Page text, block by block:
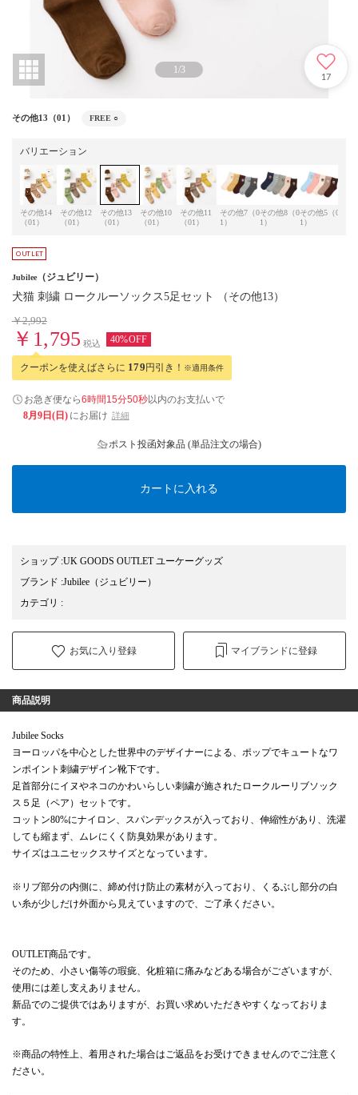
1/3
17
その他13（01） FREE ○
バリエーション
その他14
（01）
その他12
（01）
その他13
（01）
その他10
（01）
その他11
（01）
その他7（0
1）
その他8（0
1）
その他5（0
1）
Jubilee （ジュビリー）
犬猫 刺繍 ロークルーソックス5足セット （その他13）
￥2,992
￥1,795 税込 40%OFF
クーポンを使えばさらに 179円引き！ ※適用条件
お急ぎ便なら6時間15分49秒以内のお支払いで
8月9日(日) にお届け 詳細
ポスト投函対象品 (単品注文の場合)
カートに入れる
ショップ:UK GOODS OUTLET ユーケーグッズ
ブランド :Jubilee （ジュビリー）
カテゴリ :
お気に入り登録 マイブランドに登録
商品説明
Jubilee Socks
ヨーロッパを中心とした世界中のデザイナーによる、ポップでキュートなワ
ンポイント刺繍デザイン靴下です。
足首部分にイヌやネコのかわいらしい刺繍が施されたロークルーリブソック
ス５足（ペア）セットです。
コットン80%にナイロン、スパンデックスが入っており、伸縮性があり、洗濯
しても縮まず、ムレにくく防臭効果があります。
サイズはユニセックスサイズとなっています。
※リブ部分の内側に、締め付け防止の素材が入っており、くるぶし部分の白
い糸が少しだけ外面から見えていますので、ご了承ください。
OUTLET商品です。
そのため、小さい傷等の瑕疵、化粧箱に痛みなどある場合がございますが、
使用には差し支えありません。
新品でのご提供ではありますが、お買い求めいただきやすくなっておりま
す。
※商品の特性上、着用された場合はご返品をお受けできませんのでご注意く
ださい。